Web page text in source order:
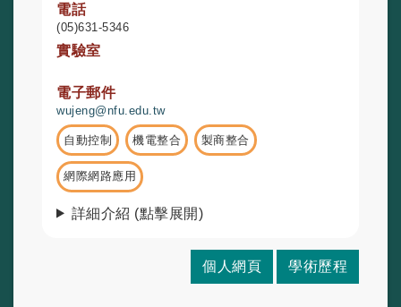
電話
(05)631-5346
實驗室
電子郵件
wujeng@nfu.edu.tw
自動控制 機電整合 製商整合
網際網路應用
詳細介紹 (點擊展開)
個人網頁 學術歷程